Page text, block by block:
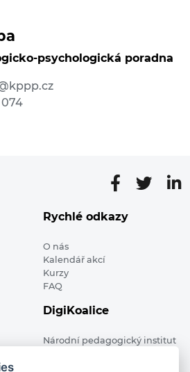
psychologická poradna
074
Rychlé odkazy
O nás
Kalendář akcí
Kurzy
FAQ
DigiKoalice
Národní pedagogický institut